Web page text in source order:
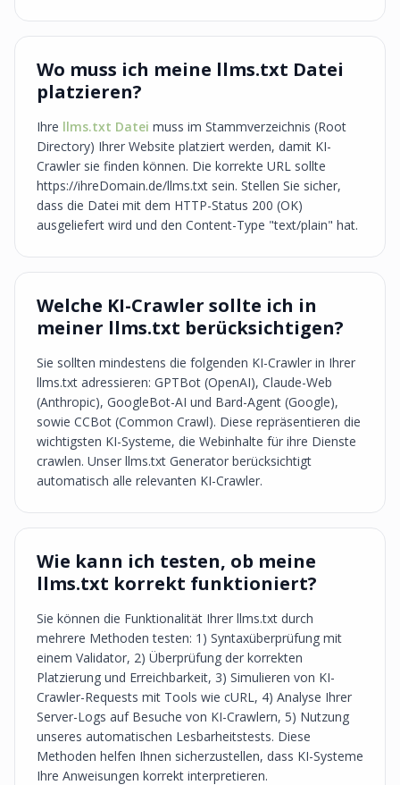
Wo muss ich meine llms.txt Datei
platzieren?
Ihre llms.txt Datei muss im Stammverzeichnis (Root
Directory) Ihrer Website platziert werden, damit KI-
Crawler sie finden können. Die korrekte URL sollte
https://ihreDomain.de/llms.txt sein. Stellen Sie sicher,
dass die Datei mit dem HTTP-Status 200 (OK)
ausgeliefert wird und den Content-Type "text/plain" hat.
Welche KI-Crawler sollte ich in
meiner llms.txt berücksichtigen?
Sie sollten mindestens die folgenden KI-Crawler in Ihrer
llms.txt adressieren: GPTBot (OpenAI), Claude-Web
(Anthropic), GoogleBot-AI und Bard-Agent (Google),
sowie CCBot (Common Crawl). Diese repräsentieren die
wichtigsten KI-Systeme, die Webinhalte für ihre Dienste
crawlen. Unser llms.txt Generator berücksichtigt
automatisch alle relevanten KI-Crawler.
Wie kann ich testen, ob meine
llms.txt korrekt funktioniert?
Sie können die Funktionalität Ihrer llms.txt durch
mehrere Methoden testen: 1) Syntaxüberprüfung mit
einem Validator, 2) Überprüfung der korrekten
Platzierung und Erreichbarkeit, 3) Simulieren von KI-
Crawler-Requests mit Tools wie cURL, 4) Analyse Ihrer
Server-Logs auf Besuche von KI-Crawlern, 5) Nutzung
unseres automatischen Lesbarheitstests. Diese
Methoden helfen Ihnen sicherzustellen, dass KI-Systeme
Ihre Anweisungen korrekt interpretieren.